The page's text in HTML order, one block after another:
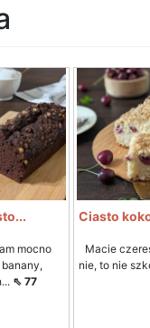
mocno
banany,
⇖ 77
Ciasto
Macie
nie, to nie